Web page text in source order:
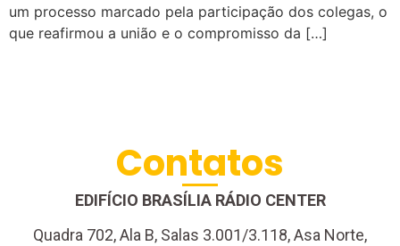
um processo marcado pela participação dos colegas, o
que reafirmou a união e o compromisso da […]
Contatos
EDIFÍCIO BRASÍLIA RÁDIO CENTER
Quadra 702, Ala B, Salas 3.001/3.118, Asa Norte,